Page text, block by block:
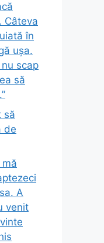
Câteva
în
ușa.
scap
să
să
de
A
venit